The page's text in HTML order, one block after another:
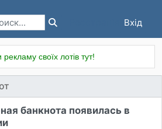
Вхід
рекламу своїх лотів тут!
банкнота появилась в